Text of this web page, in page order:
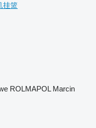
挂篮
ROLMAPOL Marcin